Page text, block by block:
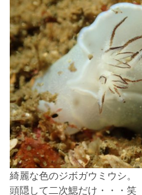
綺麗な色のジボガウミウシ。
頭隠して二次鰓だけ・・・笑